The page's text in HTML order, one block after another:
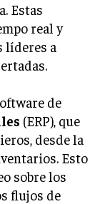
Estas
real y
líderes a
de
(ERP), que
desde la
Esto
sobre los
flujos de